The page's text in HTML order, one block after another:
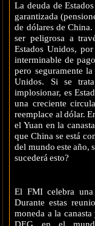
La deuda de
garantizada
de dólares de
ser peligrosa a
Estados Unidos,
interminable de
pero seguramente
Unidos. Si se
implosionar, es
una creciente
reemplace al dólar.
el Yuan en la
que China se está
del mundo este año,
sucederá esto?
El FMI celebra
Durante estas
moneda a la